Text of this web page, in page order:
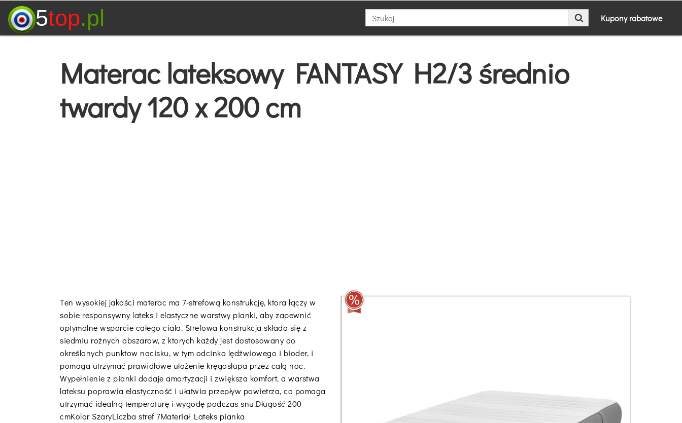
5top.pl Kupony rabatowe
Materac lateksowy FANTASY H2/3 średnio
twardy 120 x 200 cm
Ten wysokiej jakości materac ma 7-strefową konstrukcję, ktora łączy w
sobie responsywny lateks i elastyczne warstwy pianki, aby zapewnić
optymalne wsparcie całego ciała. Strefowa konstrukcja składa się z
siedmiu rożnych obszarow, z ktorych każdy jest dostosowany do
określonych punktow nacisku, w tym odcinka lędźwiowego i bioder, i
pomaga utrzymać prawidłowe ułożenie kręgosłupa przez całą noc.
Wypełnienie z pianki dodaje amortyzacji i zwiększa komfort, a warstwa
lateksu poprawia elastyczność i ułatwia przepływ powietrza, co pomaga
utrzymać idealną temperaturę i wygodę podczas snu.Długość 200
cmKolor SzaryLiczba stref 7Materiał Lateks pianka